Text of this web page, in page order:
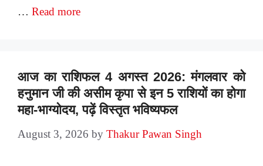
… Read more
आज का राशिफल 4 अगस्त 2026: मंगलवार को
हनुमान जी की असीम कृपा से इन 5 राशियों का होगा
महा-भाग्योदय, पढ़ें विस्तृत भविष्यफल
August 3, 2026 by Thakur Pawan Singh